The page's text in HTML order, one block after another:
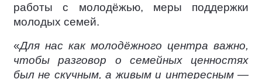
работы с молодёжью, меры поддержки
молодых семей.
«Для нас как молодёжного центра важно,
чтобы разговор о семейных ценностях
был не скучным, а живым и интересным —